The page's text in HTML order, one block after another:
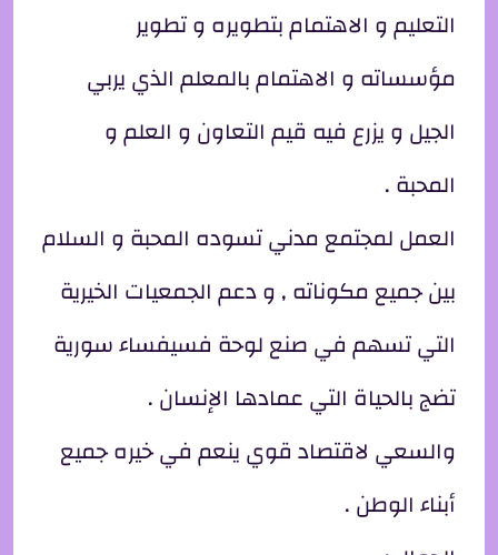
التعليم و الاهتمام بتطويره و تطوير
مؤسساته و الاهتمام بالمعلم الذي يربي
الجيل و يزرع فيه قيم التعاون و العلم و
المحبة .
العمل لمجتمع مدني تسوده المحبة و السلام
بين جميع مكوناته , و دعم الجمعيات الخيرية
التي تسهم في صنع لوحة فسيفساء سورية
تضج بالحياة التي عمادها الإنسان .
والسعي لاقتصاد قوي ينعم في خيره جميع
أبناء الوطن .